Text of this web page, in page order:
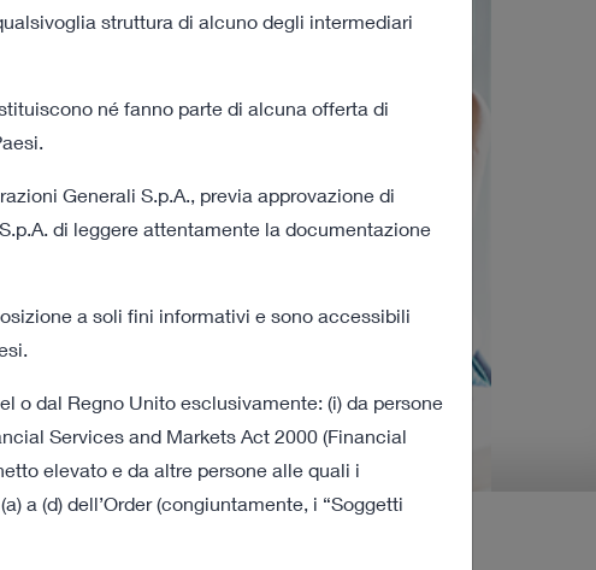
struttura di alcuno degli intermediari
né fanno parte di alcuna offerta di
Generali S.p.A., previa approvazione di
di leggere attentamente la documentazione
a soli fini informativi e sono accessibili
o dal Regno Unito esclusivamente: (i) da persone
Services and Markets Act 2000 (Financial
elevato e da altre persone alle quali i
a (d) dell’Order (congiuntamente, i “Soggetti